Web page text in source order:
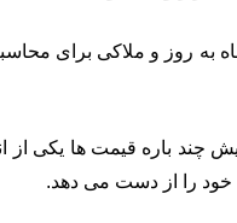
به روز و ملاکی برای
چند باره قیمت ها یکی از
خود را از دست می دهد.